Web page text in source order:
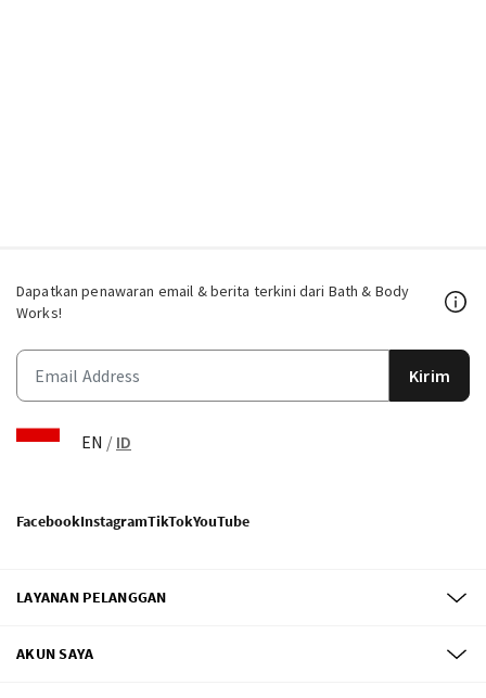
Dapatkan penawaran email & berita terkini dari Bath & Body
Works!
Kirim
EN / ID
FacebookInstagramTikTokYouTube
LAYANAN PELANGGAN
AKUN SAYA